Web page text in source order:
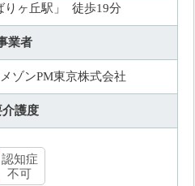
りヶ丘駅」 徒歩19分
業者
ゾンPM東京株式会社
介護度
認知症
不可